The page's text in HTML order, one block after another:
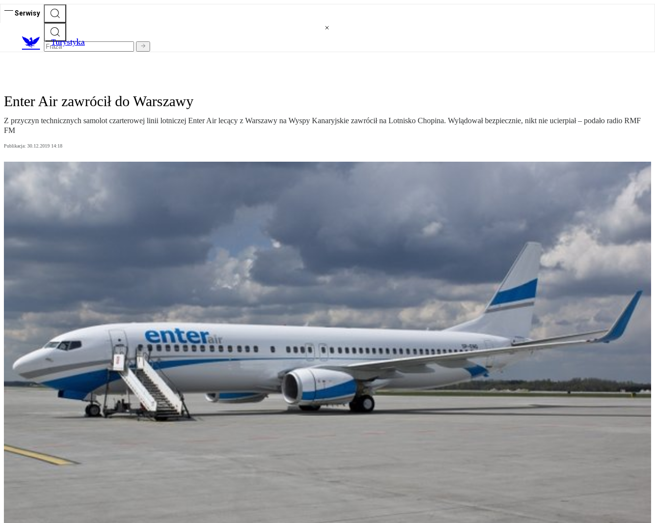
Serwisy
Turystyka
Enter Air zawrócił do Warszawy
Z przyczyn technicznych samolot czarterowej linii lotniczej Enter Air lecący z Warszawy na Wyspy Kanaryjskie zawrócił na Lotnisko Chopina. Wylądował bezpiecznie, nikt nie ucierpiał – podało radio RMF
FM
Publikacja: 30.12.2019 14:18